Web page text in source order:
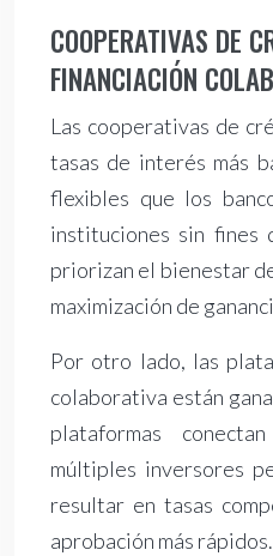
COOPERATIVAS DE
FINANCIACIÓN
Las cooperativas de
tasas de interés más
flexibles que los
instituciones sin fines
priorizan el bienestar
maximización de
Por otro lado, las
colaborativa están
plataformas
múltiples inversores
resultar en tasas
aprobación más rápidos.